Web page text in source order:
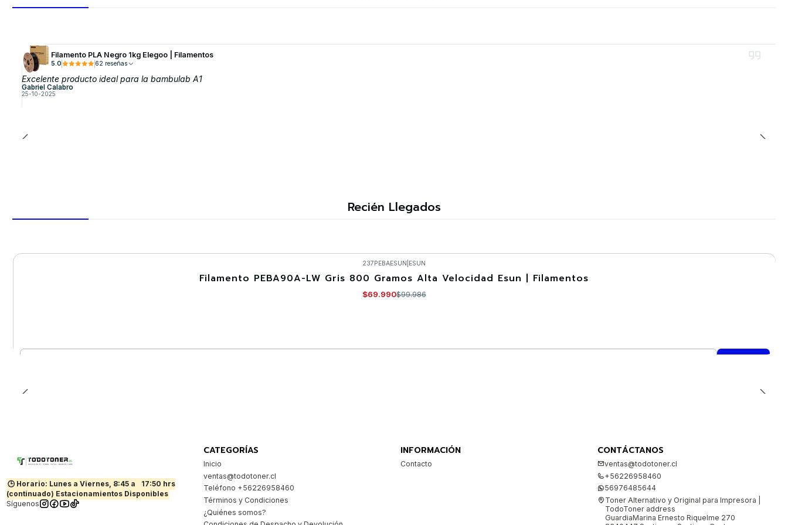
Filamento PLA Negro 1kg Elegoo | Filamentos
5.0 62 reseñas
Excelente producto ideal para la bambulab A1
Gabriel Calabro
25-10-2025
Recién Llegados
237PEBAESUN ESUN
Filamento PEBA90A-LW Gris 800 Gramos Alta Velocidad Esun | Filamentos
$69.990$99.986
🕒 Horario: Lunes a Viernes, 8:45 a
17:50 hrs
(continuado) Estacionamientos Disponibles
Síguenos
CATEGORÍAS
Inicio
ventas@todotoner.cl
Teléfono +56226958460
Términos y Condiciones
¿Quiénes somos?
INFORMACIÓN
Contacto
CONTÁCTANOS
ventas@todotoner.cl
+56226958460
56976485644
Toner Alternativo y Original para Impresora |
TodoToner address
GuardiaMarina Ernesto Riquelme 270